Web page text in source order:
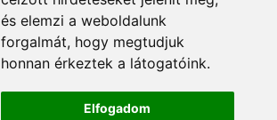
és elemzi a weboldalunk
forgalmát, hogy megtudjuk
honnan érkeztek a látogatóink.
Elfogadom
Impresszum